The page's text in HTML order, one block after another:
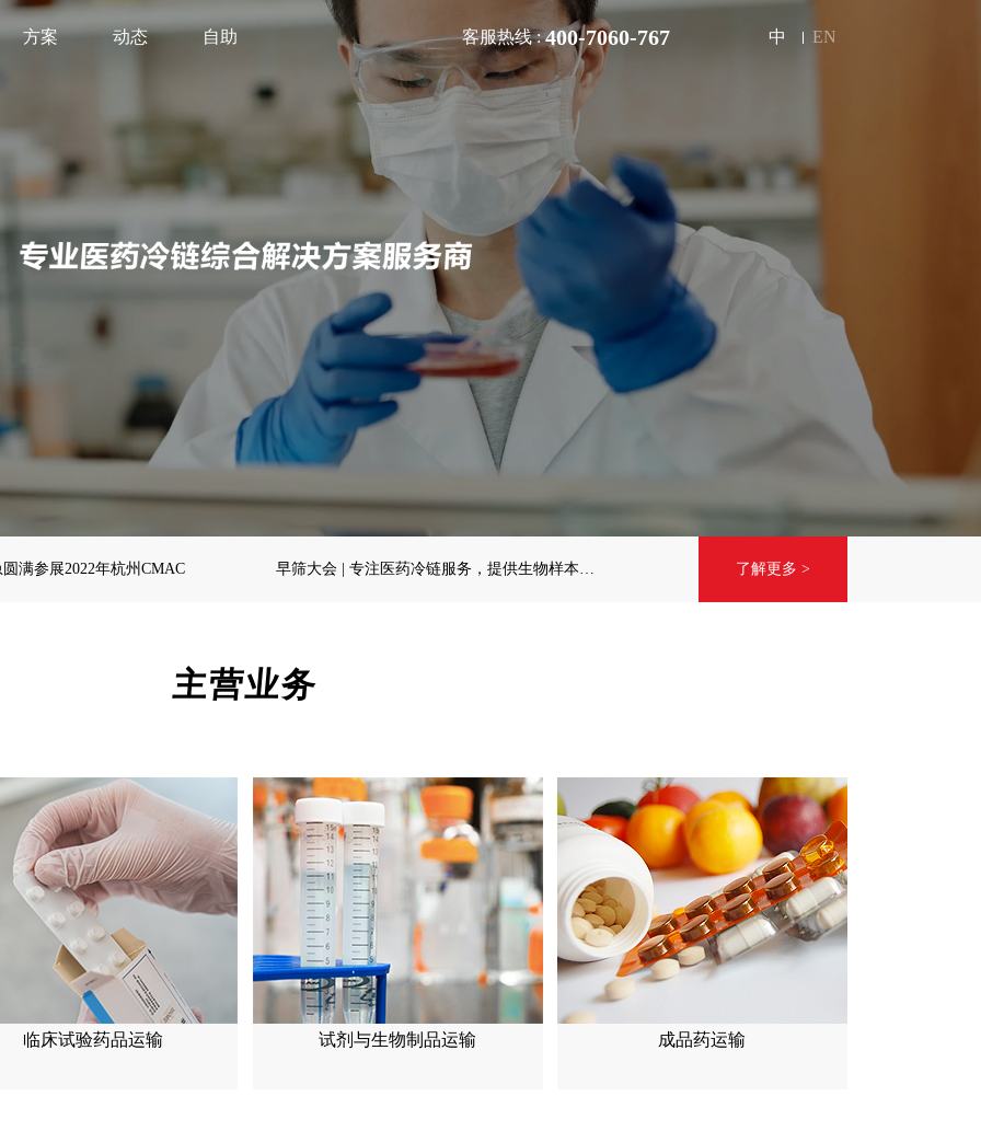
方案 动态 自助 中 EN
客服热线 :400-7060-767
满参展2022年杭州CMAC 早筛大会 | 专注医药冷链服务，提供生物样本、
肿瘤早筛大会
了解更多 >
主营业务
临床试验药品运输 试剂与生物制品运输 成品药运输